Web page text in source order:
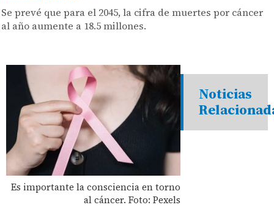
Se prevé que para el 2045, la cifra de muertes por cáncer
al año aumente a 18.5 millones.
Es importante la consciencia en torno
al cáncer. Foto: Pexels
Noticias